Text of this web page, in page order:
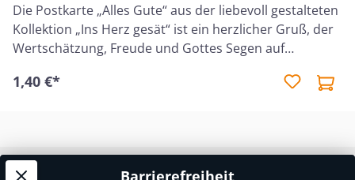
Die Postkarte „Alles Gute“ aus der liebevoll gestalteten
Kollektion „Ins Herz gesät“ ist ein herzlicher Gruß, der
Wertschätzung, Freude und Gottes Segen auf
einem Menschen liebevolle Worte und einen
zwischendurch. Auf der Karte ist der ermutigende
Bibelvers aus 4. Mose 6,26 abgedruckt: „Der HERR
1,40 €*
Barrierefreiheit